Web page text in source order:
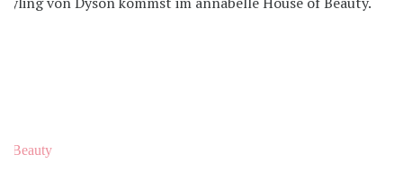
Beauty